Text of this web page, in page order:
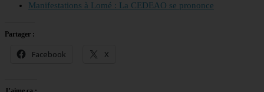
Manifestations à Lomé : La CEDEAO se prononce
Partager :
Facebook X